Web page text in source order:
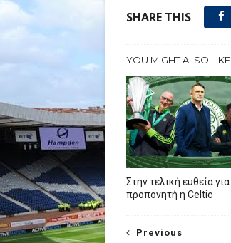
SHARE THIS
YOU MIGHT ALSO LIKE
Στην τελική ευθεία για
προπονητή η Celtic
Previous